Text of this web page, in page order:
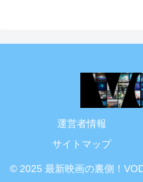
運営者情報
サイトマップ
© 2025 最新映画の裏側！